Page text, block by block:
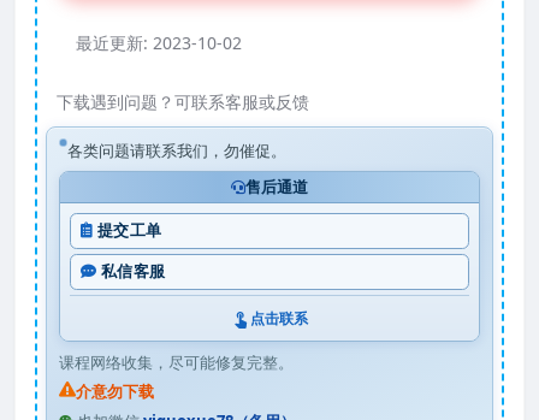
最近更新: 2023-10-02
下载遇到问题？可联系客服或反馈
各类问题请联系我们，勿催促。
售后通道
提交工单
私信客服
点击联系
课程网络收集，尽可能修复完整。
介意勿下载